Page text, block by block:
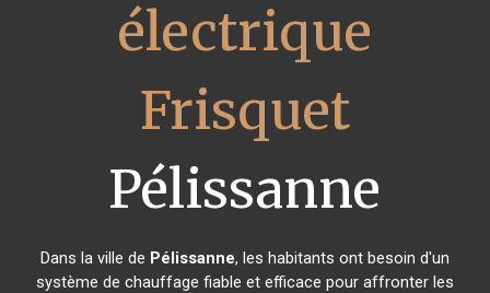
électrique
Frisquet
Pélissanne
Dans la ville de Pélissanne, les habitants ont besoin d'un
système de chauffage fiable et efficace pour affronter les